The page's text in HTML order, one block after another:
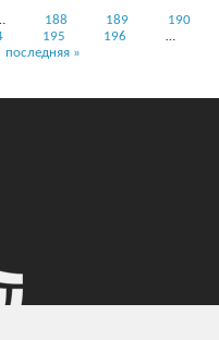
188 189
190
195 196
последняя »